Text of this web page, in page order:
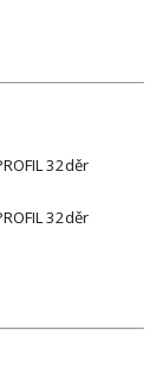
32děr
32děr